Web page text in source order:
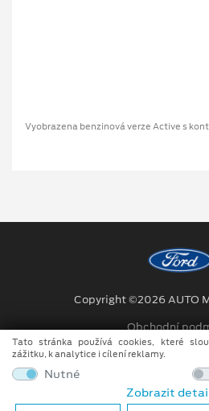
Vyobrazena benzinová verze Active s
Copyright ©2026 AUTO
Obchodní
Ochrana
Prohlášení o zpracování údajů
Tato stránka používá cookies, které
zážitku, k analytice i cílení reklamy.
Nutné
Zobrazit